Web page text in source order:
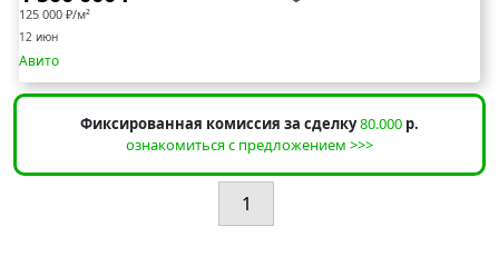
125 000 ₽/м²
12 июн
Авито
Фиксированная комиссия за сделку80.000 р.
ознакомиться с предложением >>>
1